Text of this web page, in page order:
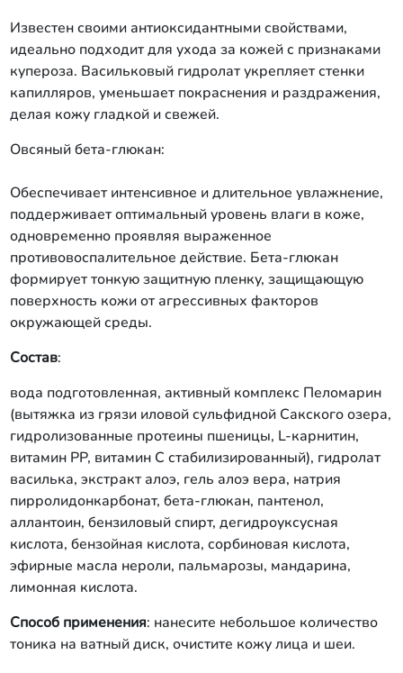
Известен своими антиоксидантными свойствами,
идеально подходит для ухода за кожей с признаками
купероза. Васильковый гидролат укрепляет стенки
капилляров, уменьшает покраснения и раздражения,
делая кожу гладкой и свежей.
Овсяный бета-глюкан:
Обеспечивает интенсивное и длительное увлажнение,
поддерживает оптимальный уровень влаги в коже,
одновременно проявляя выраженное
противовоспалительное действие. Бета-глюкан
формирует тонкую защитную пленку, защищающую
поверхность кожи от агрессивных факторов
окружающей среды.
Состав:
вода подготовленная, активный комплекс Пеломарин
(вытяжка из грязи иловой сульфидной Сакского озера,
гидролизованные протеины пшеницы, L-карнитин,
витамин РР, витамин С стабилизированный), гидролат
василька, экстракт алоэ, гель алоэ вера, натрия
пирролидонкарбонат, бета-глюкан, пантенол,
аллантоин, бензиловый спирт, дегидроуксусная
кислота, бензойная кислота, сорбиновая кислота,
эфирные масла нероли, пальмарозы, мандарина,
лимонная кислота.
Способ применения: нанесите небольшое количество
тоника на ватный диск, очистите кожу лица и шеи.